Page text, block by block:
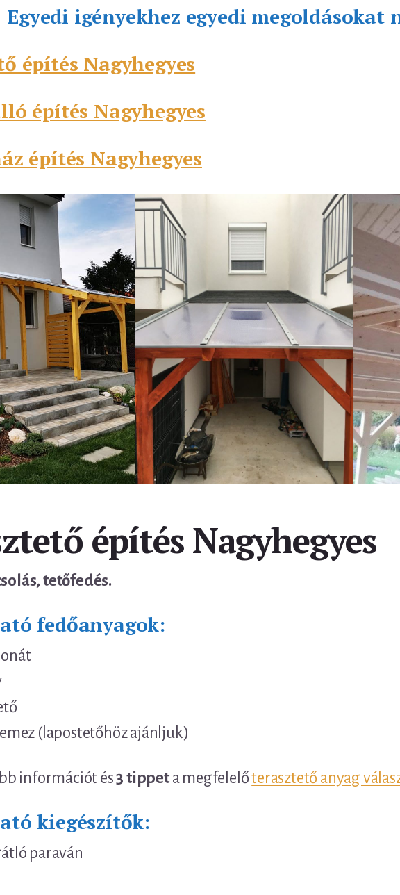
Egyedi igényekhez egyedi megoldásokat
építés Nagyhegyes
építés Nagyhegyes
építés Nagyhegyes
építés Nagyhegyes
tetőfedés.
fedőanyagok:
(lapostetőhöz ajánljuk)
információt és3 tippeta megfelelőterasztető anyag
kiegészítők:
paraván